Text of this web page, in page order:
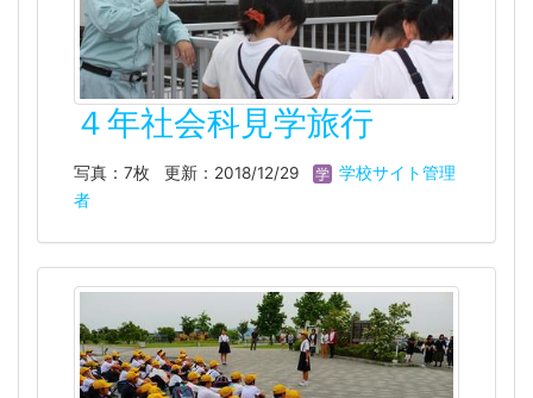
４年社会科見学旅行
写真：7枚 更新：2018/12/29
学校サイト管理
者